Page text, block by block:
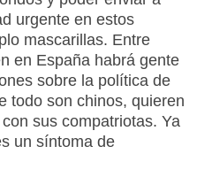
urgente en estos
mascarillas. Entre
en España habrá gente
sobre la política de
todo son chinos, quieren
sus compatriotas. Ya
un síntoma de